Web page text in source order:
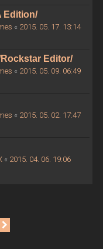
Edition/
« 2015. 05. 17. 13:14
Rockstar Editor/
« 2015. 05. 09. 06:49
« 2015. 05. 02. 17:47
« 2015. 04. 06. 19:06